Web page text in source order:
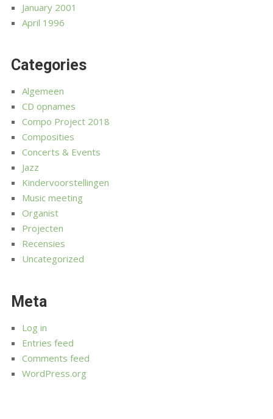
January 2001
April 1996
Categories
Algemeen
CD opnames
Compo Project 2018
Composities
Concerts & Events
Jazz
Kindervoorstellingen
Music meeting
Organist
Projecten
Recensies
Uncategorized
Meta
Log in
Entries feed
Comments feed
WordPress.org